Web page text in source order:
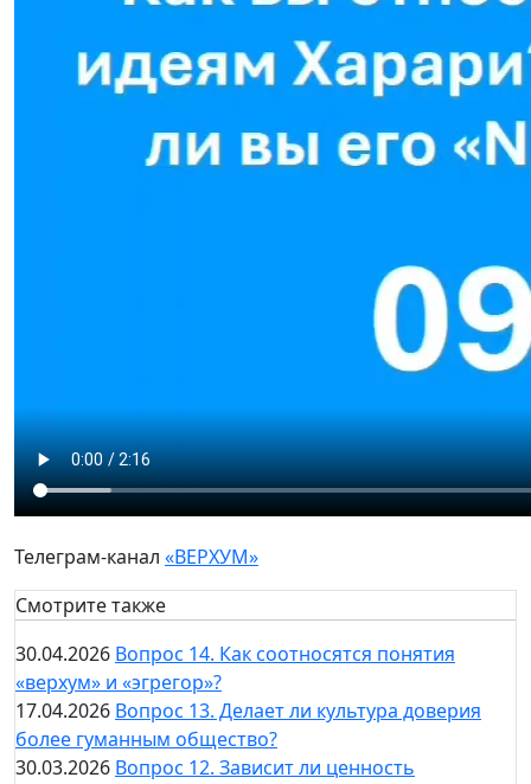
Телеграм-канал «ВЕРХУМ»
Смотрите также
30.04.2026 Вопрос 14. Как соотносятся понятия
«верхум» и «эгрегор»?
17.04.2026 Вопрос 13. Делает ли культура доверия
более гуманным общество?
30.03.2026 Вопрос 12. Зависит ли ценность